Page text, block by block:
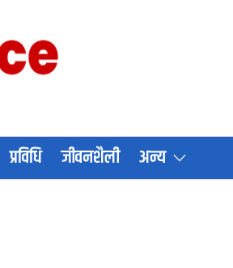
प्रविधि जीवनशैली अन्य